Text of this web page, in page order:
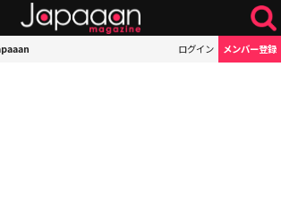
ログイン メンバー登録